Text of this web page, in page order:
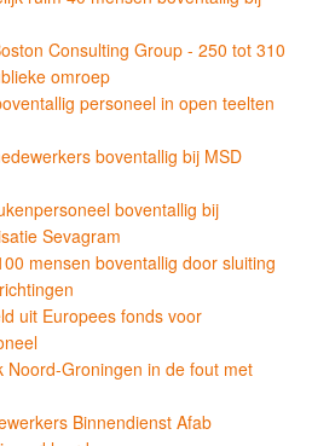
Consulting Group - 250 tot 310
omroep
personeel in open teelten
boventallig bij MSD
boventallig bij
Sevagram
mensen boventallig door sluiting
uit Europees fonds voor
Noord-Groningen in de fout met
Binnendienst Afab